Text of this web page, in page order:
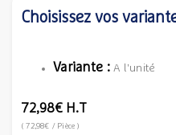
Choisissez vos
Variante :A l'unité
72,98€ H.T
(72,98€ / Pièce)